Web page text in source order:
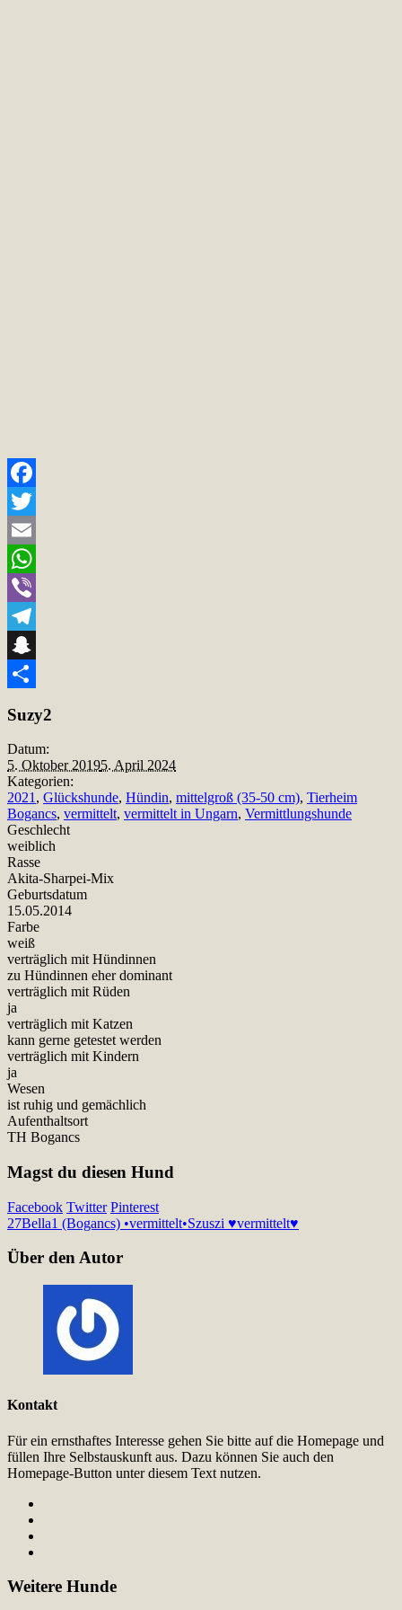
Facebook
Twitter
Email
WhatsApp
Viber
Telegram
Snapchat
Suzy2
Datum:
5. Oktober 20195. April 2024
Kategorien:
2021 , Glückshunde, Hündin, mittelgroß (35-50 cm), Tierheim
Bogancs, vermittelt, vermittelt in Ungarn, Vermittlungshunde
Geschlecht
weiblich
Rasse
Akita-Sharpei-Mix
Geburtsdatum
15.05.2014
Farbe
weiß
verträglich mit Hündinnen
zu Hündinnen eher dominant
verträglich mit Rüden
ja
verträglich mit Katzen
kann gerne getestet werden
verträglich mit Kindern
ja
Wesen
ist ruhig und gemächlich
Aufenthaltsort
TH Bogancs
Magst du diesen Hund
Facebook Twitter Pinterest
27Bella1 (Bogancs) •vermittelt•Szuszi ♥vermittelt♥
Über den Autor
Kontakt
Für ein ernsthaftes Interesse gehen Sie bitte auf die Homepage und
füllen Ihre Selbstauskunft aus. Dazu können Sie auch den
Homepage-Button unter diesem Text nutzen.
Weitere Hunde